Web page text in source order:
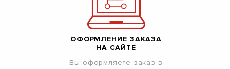
ОФОРМЛЕНИЕ ЗАКАЗА
НА САЙТЕ
Вы оформляете заказ в